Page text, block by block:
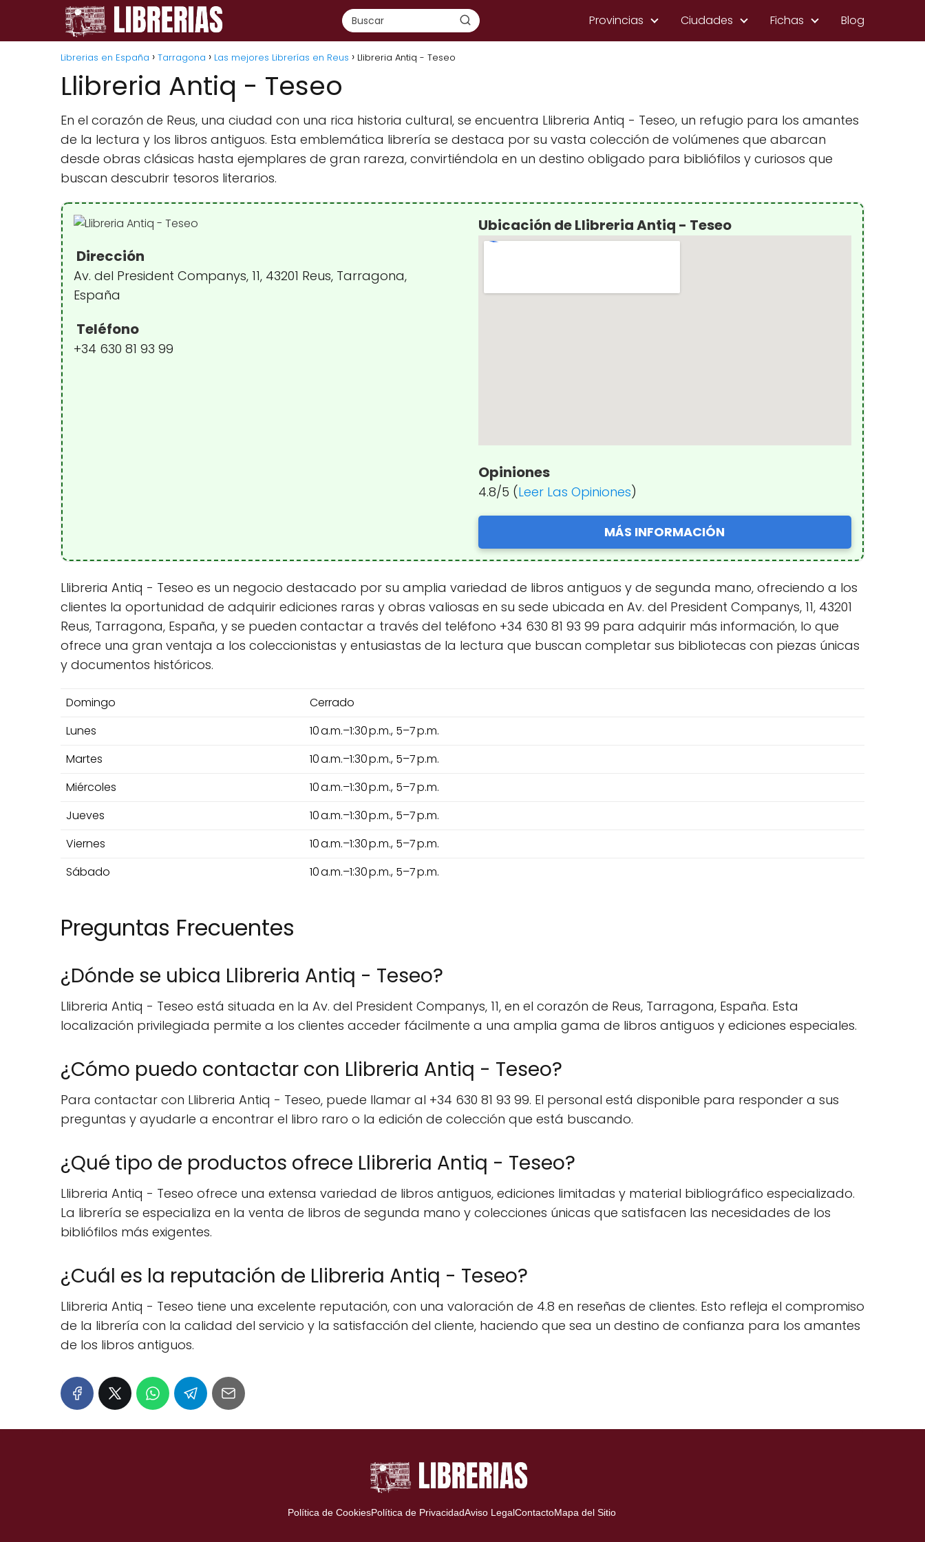
Provincias Ciudades Fichas Blog
Librerias en España Tarragona Las mejores Librerías en Reus Llibreria Antiq - Teseo
Llibreria Antiq - Teseo
En el corazón de Reus, una ciudad con una rica historia cultural, se encuentra Llibreria Antiq - Teseo, un refugio para los amantes
de la lectura y los libros antiguos. Esta emblemática librería se destaca por su vasta colección de volúmenes que abarcan
desde obras clásicas hasta ejemplares de gran rareza, convirtiéndola en un destino obligado para bibliófilos y curiosos que
buscan descubrir tesoros literarios.
Dirección
Av. del President Companys, 11, 43201 Reus, Tarragona,
España
Teléfono
+34 630 81 93 99
Ubicación de Llibreria Antiq - Teseo
Opiniones
4.8/5 (Leer Las Opiniones)
MÁS INFORMACIÓN
Llibreria Antiq - Teseo es un negocio destacado por su amplia variedad de libros antiguos y de segunda mano, ofreciendo a los
clientes la oportunidad de adquirir ediciones raras y obras valiosas en su sede ubicada en Av. del President Companys, 11, 43201
Reus, Tarragona, España, y se pueden contactar a través del teléfono +34 630 81 93 99 para adquirir más información, lo que
ofrece una gran ventaja a los coleccionistas y entusiastas de la lectura que buscan completar sus bibliotecas con piezas únicas
y documentos históricos.
Domingo
Cerrado
Lunes
10 a.m.–1:30 p.m., 5–7 p.m.
Martes
10 a.m.–1:30 p.m., 5–7 p.m.
Miércoles
10 a.m.–1:30 p.m., 5–7 p.m.
Jueves
10 a.m.–1:30 p.m., 5–7 p.m.
Viernes
10 a.m.–1:30 p.m., 5–7 p.m.
Sábado
10 a.m.–1:30 p.m., 5–7 p.m.
Preguntas Frecuentes
¿Dónde se ubica Llibreria Antiq - Teseo?
Llibreria Antiq - Teseo está situada en la Av. del President Companys, 11, en el corazón de Reus, Tarragona, España. Esta
localización privilegiada permite a los clientes acceder fácilmente a una amplia gama de libros antiguos y ediciones especiales.
¿Cómo puedo contactar con Llibreria Antiq - Teseo?
Para contactar con Llibreria Antiq - Teseo, puede llamar al +34 630 81 93 99. El personal está disponible para responder a sus
preguntas y ayudarle a encontrar el libro raro o la edición de colección que está buscando.
¿Qué tipo de productos ofrece Llibreria Antiq - Teseo?
Llibreria Antiq - Teseo ofrece una extensa variedad de libros antiguos, ediciones limitadas y material bibliográfico especializado.
La librería se especializa en la venta de libros de segunda mano y colecciones únicas que satisfacen las necesidades de los
bibliófilos más exigentes.
¿Cuál es la reputación de Llibreria Antiq - Teseo?
Llibreria Antiq - Teseo tiene una excelente reputación, con una valoración de 4.8 en reseñas de clientes. Esto refleja el compromiso
de la librería con la calidad del servicio y la satisfacción del cliente, haciendo que sea un destino de confianza para los amantes
de los libros antiguos.
Política de CookiesPolítica de PrivacidadAviso LegalContactoMapa del Sitio